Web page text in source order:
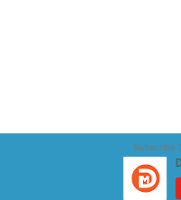
Subscribe